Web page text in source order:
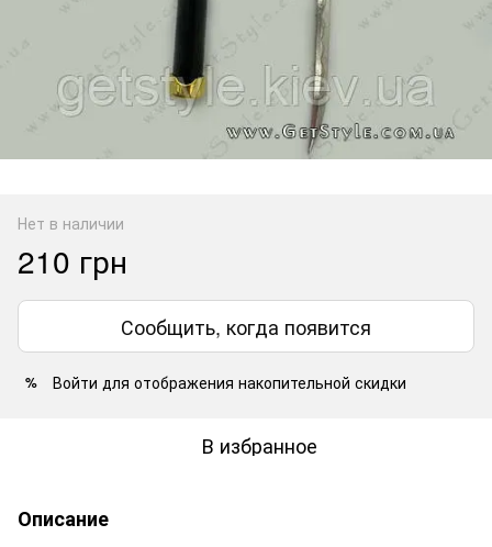
Нет в наличии
210 грн
Сообщить, когда появится
% Войти для отображения накопительной скидки
В избранное
Описание